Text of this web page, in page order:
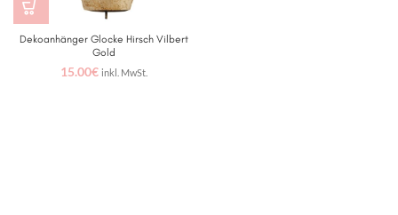
Dekoanhänger Glocke Hirsch Vilbert
Gold
15.00€ inkl. MwSt.